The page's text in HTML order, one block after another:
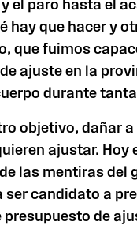
el paro hasta el
hay que hacer y
que fuimos
ajuste en la
durante
objetivo, dañar
ajustar. Hoy
las mentiras del
ser candidato a
de